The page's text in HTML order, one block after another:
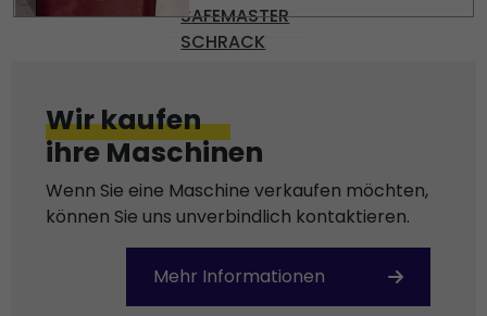
SAFEMASTER
SCHRACK
SEW-USOCOME
SICK
SMB
STÄUBLI
TEMP AG
VICKERS
VOGEL
Wir kaufen
ihre Maschinen
Wenn Sie eine Maschine verkaufen möchten,
können Sie uns unverbindlich kontaktieren.
Mehr Informationen